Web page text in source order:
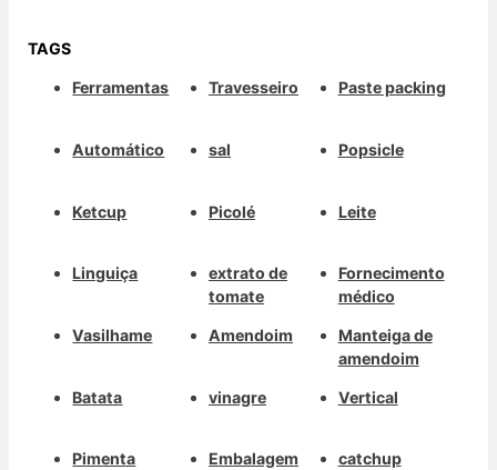
TAGS
Ferramentas
Automático
Ketcup
Linguiça
Vasilhame
Batata
Pimenta
Travesseiro
sal
Picolé
extrato de
tomate
Amendoim
vinagre
Embalagem
Paste packing
Popsicle
Leite
Fornecimento
médico
Manteiga de
amendoim
Vertical
catchup